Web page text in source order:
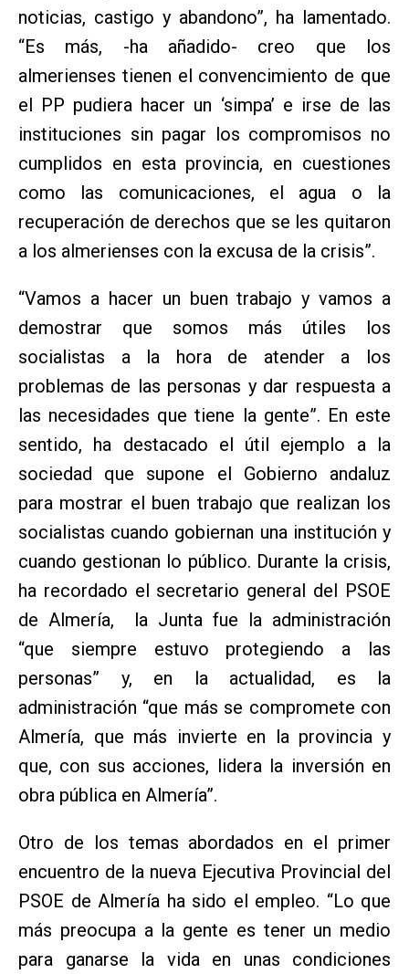
noticias, castigo y abandono”, ha lamentado.
“Es más, -ha añadido- creo que los
almerienses tienen el convencimiento de que
el PP pudiera hacer un ‘simpa’ e irse de las
instituciones sin pagar los compromisos no
cumplidos en esta provincia, en cuestiones
como las comunicaciones, el agua o la
recuperación de derechos que se les quitaron
a los almerienses con la excusa de la crisis”.
“Vamos a hacer un buen trabajo y vamos a
demostrar que somos más útiles los
socialistas a la hora de atender a los
problemas de las personas y dar respuesta a
las necesidades que tiene la gente”. En este
sentido, ha destacado el útil ejemplo a la
sociedad que supone el Gobierno andaluz
para mostrar el buen trabajo que realizan los
socialistas cuando gobiernan una institución y
cuando gestionan lo público. Durante la crisis,
ha recordado el secretario general del PSOE
de Almería, la Junta fue la administración
“que siempre estuvo protegiendo a las
personas” y, en la actualidad, es la
administración “que más se compromete con
Almería, que más invierte en la provincia y
que, con sus acciones, lidera la inversión en
obra pública en Almería”.
Otro de los temas abordados en el primer
encuentro de la nueva Ejecutiva Provincial del
PSOE de Almería ha sido el empleo. “Lo que
más preocupa a la gente es tener un medio
para ganarse la vida en unas condiciones